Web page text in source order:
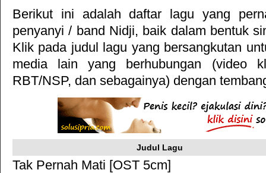
Berikut ini adalah daftar lagu yang
penyanyi / band Nidji, baik dalam bentuk
Klik pada judul lagu yang bersangkutan
media lain yang berhubungan (video
RBT/NSP, dan sebagainya) dengan
Judul Lagu
Tak Pernah Mati [OST 5cm]